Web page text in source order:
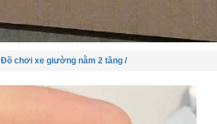
Đồ chơi xe giường nằm 2 tầng /